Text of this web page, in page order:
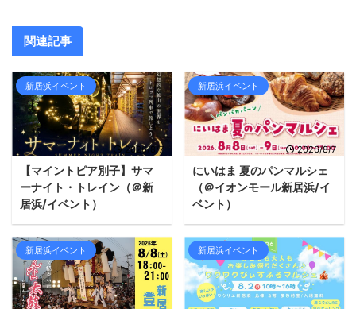
関連記事
新居浜イベント
2026/8/7
【マイントピア別子】サマ
ーナイト・トレイン（＠新
居浜/イベント）
新居浜イベント
2026/8/7
にいはま 夏のパンマルシェ
（＠イオンモール新居浜/イ
ベント）
新居浜イベント 新居浜イベント